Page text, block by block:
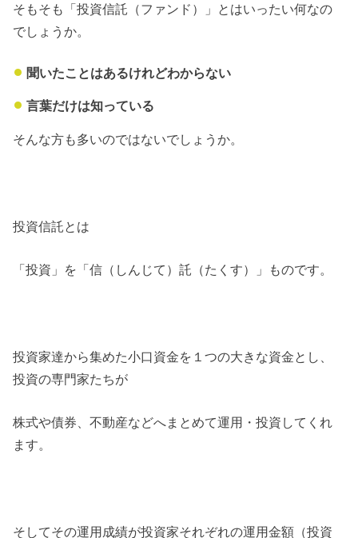
そもそも「投資信託（ファンド）」とはいったい何なの
でしょうか。
聞いたことはあるけれどわからない
言葉だけは知っている
そんな方も多いのではないでしょうか。
投資信託とは
「投資」を「信（しんじて）託（たくす）」ものです。
投資家達から集めた小口資金を１つの大きな資金とし、
投資の専門家たちが
株式や債券、不動産などへまとめて運用・投資してくれ
ます。
そしてその運用成績が投資家それぞれの運用金額（投資